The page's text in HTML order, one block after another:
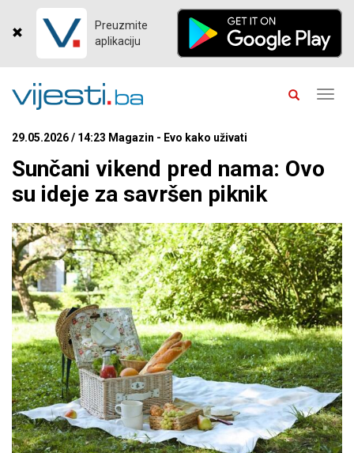
Preuzmite
aplikaciju
29.05.2026 / 14:23 Magazin - Evo kako uživati
Sunčani vikend pred nama: Ovo
su ideje za savršen piknik